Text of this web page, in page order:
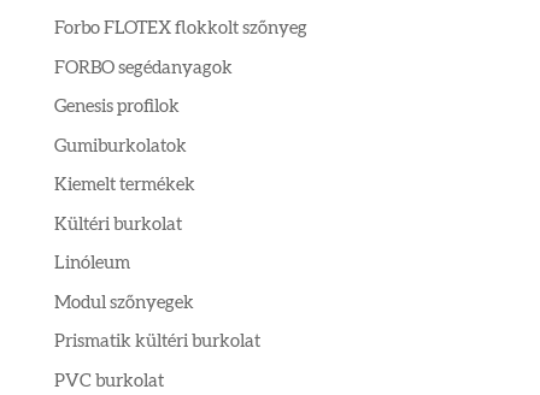
Forbo FLOTEX flokkolt szőnyeg
FORBO segédanyagok
Genesis profilok
Gumiburkolatok
Kiemelt termékek
Kültéri burkolat
Linóleum
Modul szőnyegek
Prismatik kültéri burkolat
PVC burkolat